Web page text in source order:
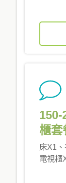
150-
櫃套
床X1
電視櫃